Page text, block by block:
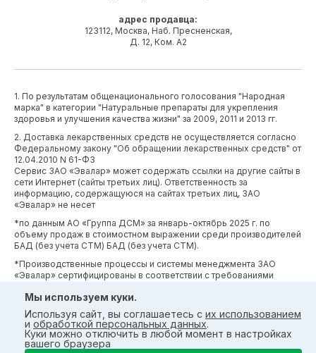
адрес продавца:
123112, Москва, Наб. Пресненская,
Д. 12, Ком. А2
1. По результатам общенационального голосования "Народная
марка" в категории "Натуральные препараты для укрепления
здоровья и улучшения качества жизни" за 2009, 2011 и 2013 гг.
2. Доставка лекарственных средств не осуществляется согласно
Федеральному закону "Об обращении лекарственных средств" от
12.04.2010 N 61-ФЗ
Сервис ЗАО «Эвалар» может содержать ссылки на другие сайты в
сети Интернет (сайты третьих лиц). Ответственность за
информацию, содержащуюся на сайтах третьих лиц, ЗАО
«Эвалар» не несет
*по данным АО «Группа ДСМ» за январь-октябрь 2025 г. по
объему продаж в стоимостном выражении среди производителей
БАД (без учета СТМ) БАД (без учета СТМ).
*Производственные процессы и системы менеджмента ЗАО
«Эвалар» сертифицированы в соответствии с требованиями
Мы используем куки.
Используя сайт, вы соглашаетесь с их использованием
и обработкой персональных данных.
Куки можно отключить в любой момент в настройках
вашего браузера